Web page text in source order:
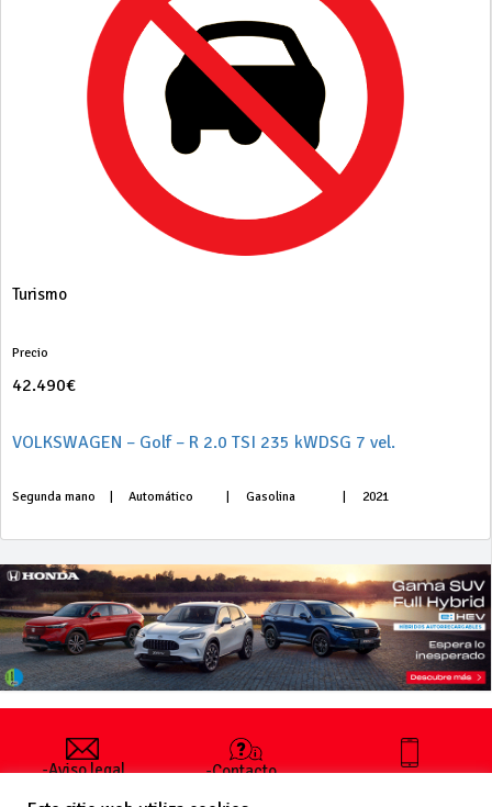
Turismo
Precio
42.490€
VOLKSWAGEN – Golf – R 2.0 TSI 235 kWDSG 7 vel.
Segunda mano Automático Gasolina 2021
-Aviso legal
-Contacto
+34 627 35